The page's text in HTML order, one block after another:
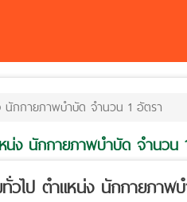
นักกายภาพบำบัด จำนวน 1 อัตรา
น่ง นักกายภาพบำบัด จำนวน
วไป ตำแหน่ง นักกายภา